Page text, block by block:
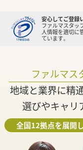
安心してご登録
ファルマスタッ
人情報を適切に
ています。
ファルマス
地域と業界に精
選びやキャリ
全国12拠点を展開